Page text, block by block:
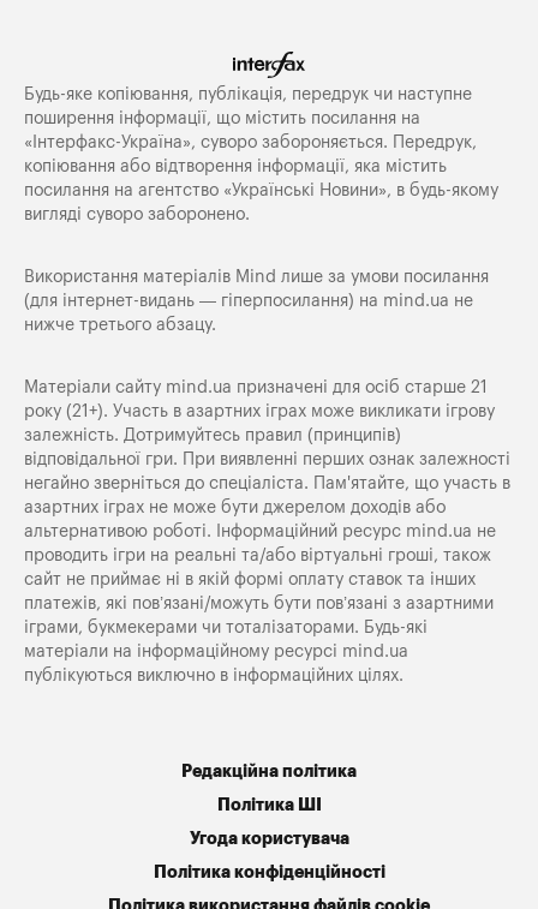
Будь-яке копiювання, публiкацiя, передрук чи наступне
поширення iнформацiї, що мiстить посилання на
«Iнтерфакс-Україна», суворо забороняється. Передрук,
копіювання або відтворення інформації, яка містить
посилання на агентство «Українські Новини», в будь-якому
вигляді суворо заборонено.
Використання матеріалів Mind лише за умови посилання
(для інтернет-видань — гіперпосилання) на mind.ua не
нижче третього абзацу.
Матеріали сайту mind.ua призначені для осіб старше 21
року (21+). Участь в азартних іграх може викликати ігрову
залежність. Дотримуйтесь правил (принципів)
відповідальної гри. При виявленні перших ознак залежності
негайно зверніться до спеціаліста. Пам'ятайте, що участь в
азартних іграх не може бути джерелом доходів або
альтернативою роботі. Інформаційний ресурс mind.ua не
проводить ігри на реальні та/або віртуальні гроші, також
сайт не приймає ні в якій формі оплату ставок та інших
платежів, які пов’язані/можуть бути пов’язані з азартними
іграми, букмекерами чи тоталізаторами. Будь-які
матеріали на інформаційному ресурсі mind.ua
публікуються виключно в інформаційних цілях.
Редакційна політика
Політика ШІ
Угода користувача
Політика конфіденційності